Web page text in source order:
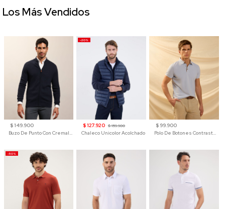
$ 149.900
Buzo De Punto Con Cremallera Para Hombre
-20%
$ 127.920 $ 159.900
Chaleco Unicolor Acolchado
$ 99.900
Polo De Botones Contraste Para Hombre
-50%
Los Más Vendidos